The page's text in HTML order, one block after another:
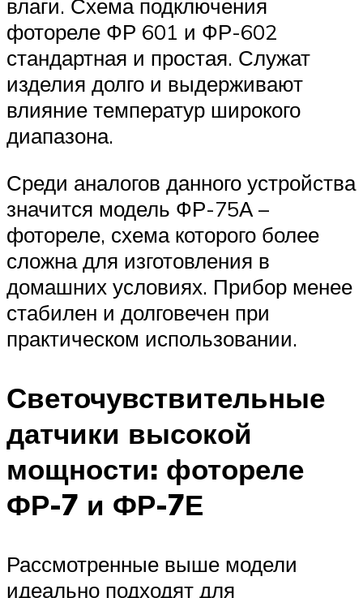
влаги. Схема подключения
фотореле ФР 601 и ФР-602
стандартная и простая. Служат
изделия долго и выдерживают
влияние температур широкого
диапазона.
Среди аналогов данного устройства
значится модель ФР-75А –
фотореле, схема которого более
сложна для изготовления в
домашних условиях. Прибор менее
стабилен и долговечен при
практическом использовании.
Светочувствительные
датчики высокой
мощности: фотореле
ФР-7 и ФР-7Е
Рассмотренные выше модели
идеально подходят для